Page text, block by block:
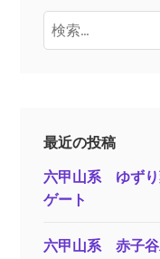
検
索:
最近の投稿
六甲山系 ゆず
ゲート
六甲山系 赤子谷